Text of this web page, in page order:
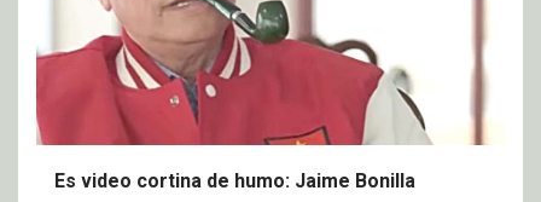
Es video cortina de humo: Jaime Bonilla